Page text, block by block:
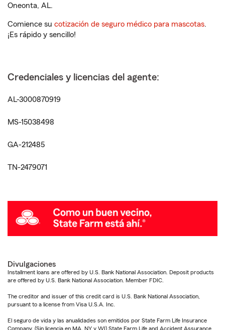
Oneonta, AL.
Comience su cotización de seguro médico para mascotas.
¡Es rápido y sencillo!
Credenciales y licencias del agente:
AL-3000870919
MS-15038498
GA-212485
TN-2479071
Divulgaciones
Installment loans are offered by U.S. Bank National Association. Deposit products
are offered by U.S. Bank National Association. Member FDIC.
The creditor and issuer of this credit card is U.S. Bank National Association,
pursuant to a license from Visa U.S.A. Inc.
El seguro de vida y las anualidades son emitidos por State Farm Life Insurance
Company. (Sin licencia en MA, NY y WI) State Farm Life and Accident Assurance